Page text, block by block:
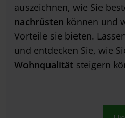
auszeichnen, wie Sie
nachrüsten können und
Vorteile sie bieten.
und entdecken Sie, wie
Wohnqualität steigern